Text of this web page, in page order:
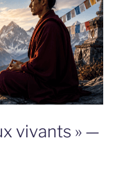
vivants » —